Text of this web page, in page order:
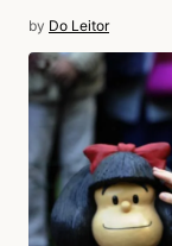
by Do Leitor